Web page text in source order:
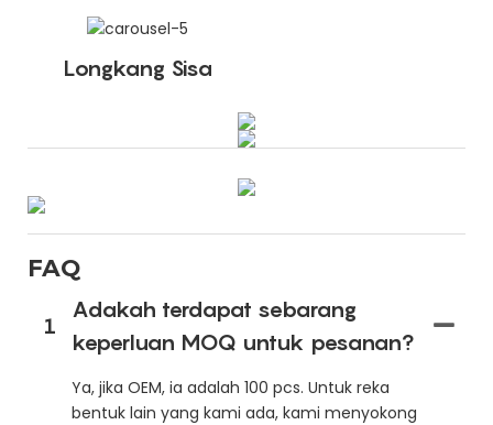
Longkang Sisa
FAQ
1
Adakah terdapat sebarang
keperluan MOQ untuk pesanan?
Ya, jika OEM, ia adalah 100 pcs. Untuk reka
bentuk lain yang kami ada, kami menyokong